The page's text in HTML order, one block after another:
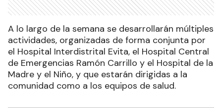
A lo largo de la semana se desarrollarán múltiples
actividades, organizadas de forma conjunta por
el Hospital Interdistrital Evita, el Hospital Central
de Emergencias Ramón Carrillo y el Hospital de la
Madre y el Niño, y que estarán dirigidas a la
comunidad como a los equipos de salud.